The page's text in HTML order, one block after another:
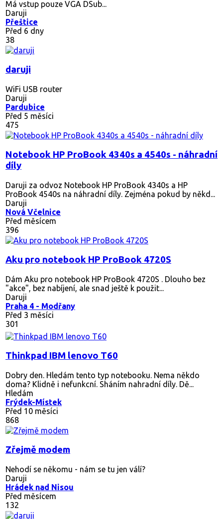
Má vstup pouze VGA DSub...
Daruji
Přeštice
Před 6 dny
38
daruji
WiFi USB router
Daruji
Pardubice
Před 5 měsíci
475
Notebook HP ProBook 4340s a 4540s - náhradní
díly
Daruji za odvoz Notebook HP ProBook 4340s a HP
ProBook 4540s na náhradní díly. Zejména pokud by někd...
Daruji
Nová Včelnice
Před měsícem
396
Aku pro notebook HP ProBook 4720S
Dám Aku pro notebook HP ProBook 4720S . Dlouho bez
"akce", bez nabíjení, ale snad ještě k použit...
Daruji
Praha 4 - Modřany
Před 3 měsíci
301
Thinkpad IBM lenovo T60
Dobry den. Hledám tento typ notebooku. Nema někdo
doma? Klidně i nefunkcní. Sháním nahradní díly. Dě...
Hledám
Frýdek-Místek
Před 10 měsíci
868
Zřejmě modem
Nehodí se někomu - nám se tu jen válí?
Daruji
Hrádek nad Nisou
Před měsícem
132